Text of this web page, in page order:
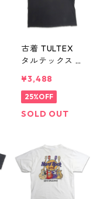
古着 TULTEX
タルテックス T
ャツ バンT プリ
ントTシャツ ブ
ラック 表記：X
¥3,488
25%OFF
SOLD OUT